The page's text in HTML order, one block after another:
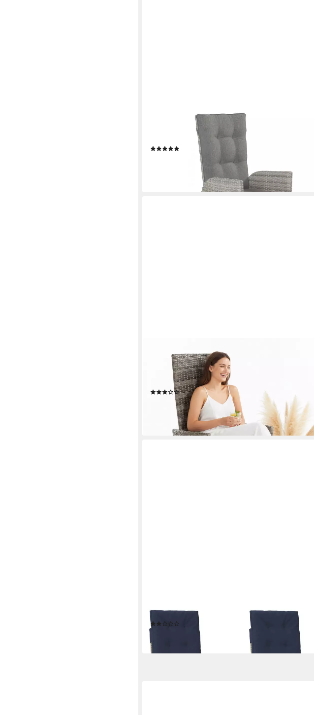
DASMÖBELWERK
Gartenstuhl Dining Positionsstuhl Rio Verstellsessel
Gartenstuhl Esstischstuhl, verstellbarer Rückenlehne
259,90 €
lieferbar - in 6-7 Werktagen bei dir
Rattanstuhl Verstellbarer Garten Relaxsessel Grau
Polyrattan Gartenmöbel (Stück, 1 St), Verstellbare
Rückenlehne
(5)
94,80 € UVP 241,90 €
lieferbar - in 3-4 Werktagen bei dir
Grau Poly Rattan
lieferbar - in 4-5 Werktagen bei dir